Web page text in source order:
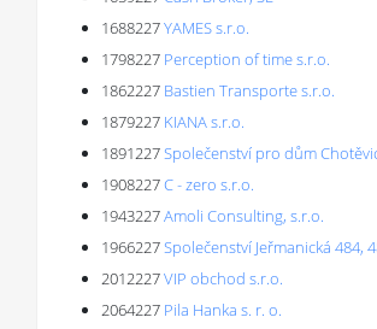
1688227YAMES s.r.o.
1798227 Perception of time s.r.o.
1862227 Bastien Transporte s.r.o.
1879227 KIANA s.r.o.
1891227Společenství pro dům
1908227C - zero s.r.o.
1943227Amoli Consulting, s.r.o.
1966227Společenství Jeřmanická 484,
2012227VIP obchod s.r.o.
2064227 Pila Hanka s. r. o.